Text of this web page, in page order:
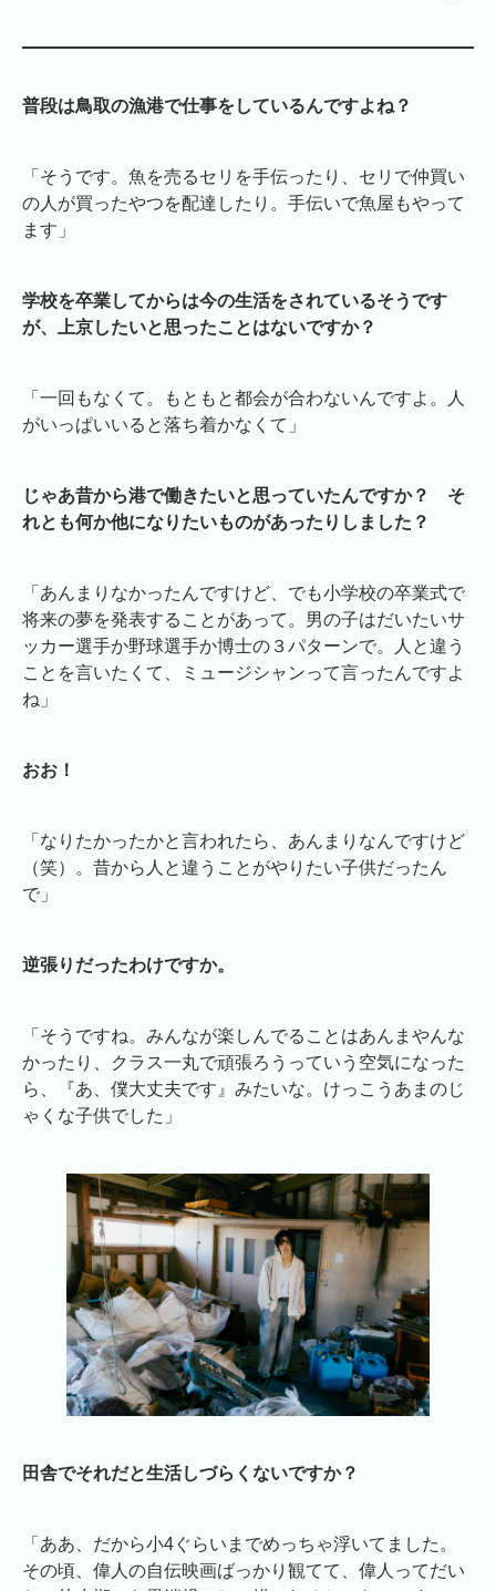
普段は鳥取の漁港で仕事をしているんですよね？
「そうです。魚を売るセリを手伝ったり、セリで仲買い
の人が買ったやつを配達したり。手伝いで魚屋もやって
ます」
学校を卒業してからは今の生活をされているそうです
が、上京したいと思ったことはないですか？
「一回もなくて。もともと都会が合わないんですよ。人
がいっぱいいると落ち着かなくて」
じゃあ昔から港で働きたいと思っていたんですか？ そ
れとも何か他になりたいものがあったりしました？
「あんまりなかったんですけど、でも小学校の卒業式で
将来の夢を発表することがあって。男の子はだいたいサ
ッカー選手か野球選手か博士の３パターンで。人と違う
ことを言いたくて、ミュージシャンって言ったんですよ
ね」
おお！
「なりたかったかと言われたら、あんまりなんですけど
（笑）。昔から人と違うことがやりたい子供だったん
で」
逆張りだったわけですか。
「そうですね。みんなが楽しんでることはあんまやんな
かったり、クラス一丸で頑張ろうっていう空気になった
ら、『あ、僕大丈夫です』みたいな。けっこうあまのじ
ゃくな子供でした」
田舎でそれだと生活しづらくないですか？
「ああ、だから小4ぐらいまでめっちゃ浮いてました。
その頃、偉人の自伝映画ばっかり観てて、偉人ってだい